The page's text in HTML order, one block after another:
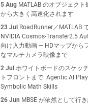
5 Aug MATLAB のオブジェクト
から大きく高速化されます
23 Jul
RoadRunner／MATLAB
NVIDIA Cosmos-Transfer2.5
向け入力動画 — HDマップから
なマルチカメラ映像まで
2 Jul ホワイトボードのスケッ
トフロントまで: Agentic AI
Symbolic Math Skills
26 Jun MBSE が依然として行